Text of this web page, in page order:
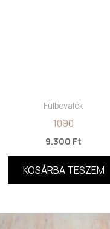
Fülbevalók
1090
9.300 Ft
KOSÁRBA TESZEM